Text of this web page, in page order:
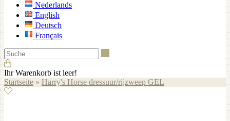
Nederlands
English
Deutsch
Français
Ihr Warenkorb ist leer!
Startseite » Harry's Horse dressuur/rijzweep GEL